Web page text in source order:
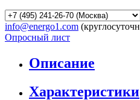
info@energo1.com
Опросный лист
Описание
Характеристики